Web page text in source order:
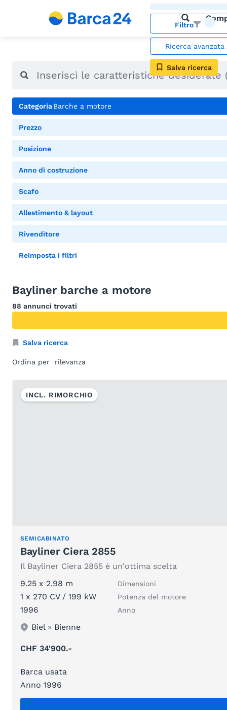
Filtro
Ricerca avanzata
Salva ricerca
CategoriaBarche a motore
Prezzo
Posizione
Anno di costruzione
Scafo
Allestimento & layout
Rivenditore
Reimposta i filtri
Bayliner barche a motore
88 annunci trovati
Salva ricerca
Ordina per
INCL. RIMORCHIO
SEMICABINATO
Bayliner Ciera 2855
Il Bayliner Ciera 2855 è un'ottima scelta
9.25 x 2.98 m
Dimensioni
1 x 270 CV / 199 kW Potenza del motore
1996 Anno
Biel» Bienne
CHF 34'900.-
Barca usata
Anno 1996